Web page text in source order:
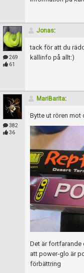
269
61
Jonas:
tack för att du
källinfo på allt:)
382
36
MariBarita:
Bytte ut rören mot
Det är fortfarande
att power-glo är
förbättring